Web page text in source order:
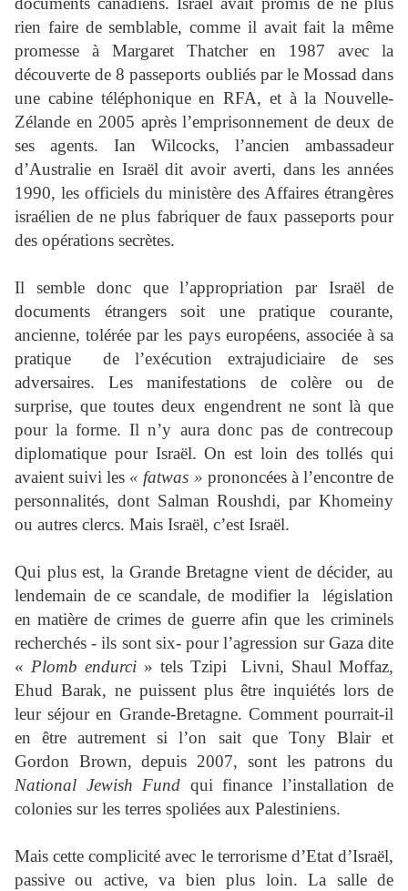
rien faire de semblable, comme il avait fait la même
promesse à Margaret Thatcher en 1987 avec la
découverte de 8 passeports oubliés par le Mossad dans
une cabine téléphonique en RFA, et à la Nouvelle-
Zélande en 2005 après l’emprisonnement de deux de
ses agents. Ian Wilcocks, l’ancien ambassadeur
d’Australie en Israël dit avoir averti, dans les années
1990, les officiels du ministère des Affaires étrangères
israélien de ne plus fabriquer de faux passeports pour
des opérations secrètes.
Il semble donc que l’appropriation par Israël de
documents étrangers soit une pratique courante,
ancienne, tolérée par les pays européens, associée à sa
pratique de l’exécution extrajudiciaire de ses
adversaires. Les manifestations de colère ou de
surprise, que toutes deux engendrent ne sont là que
pour la forme. Il n’y aura donc pas de contrecoup
diplomatique pour Israël. On est loin des tollés qui
avaient suivi les « fatwas » prononcées à l’encontre de
personnalités, dont Salman Roushdi, par Khomeiny
ou autres clercs. Mais Israël, c’est Israël.
Qui plus est, la Grande Bretagne vient de décider, au
lendemain de ce scandale, de modifier la législation
en matière de crimes de guerre afin que les criminels
recherchés - ils sont six- pour l’agression sur Gaza dite
« Plomb endurci » tels Tzipi Livni, Shaul Moffaz,
Ehud Barak, ne puissent plus être inquiétés lors de
leur séjour en Grande-Bretagne. Comment pourrait-il
en être autrement si l’on sait que Tony Blair et
Gordon Brown, depuis 2007, sont les patrons du
National Jewish Fund qui finance l’installation de
colonies sur les terres spoliées aux Palestiniens.
Mais cette complicité avec le terrorisme d’Etat d’Israël,
passive ou active, va bien plus loin. La salle de